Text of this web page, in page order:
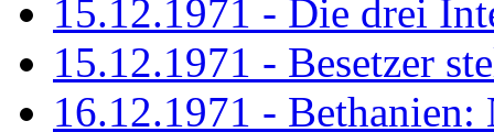
15.12.1971 - Die drei
15.12.1971 - Besetzer
16.12.1971 - Bethanien: